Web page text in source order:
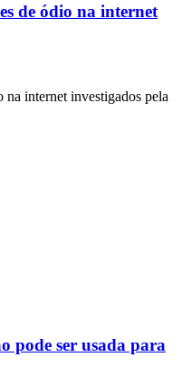
de ódio na internet
internet investigados pela
pode ser usada para